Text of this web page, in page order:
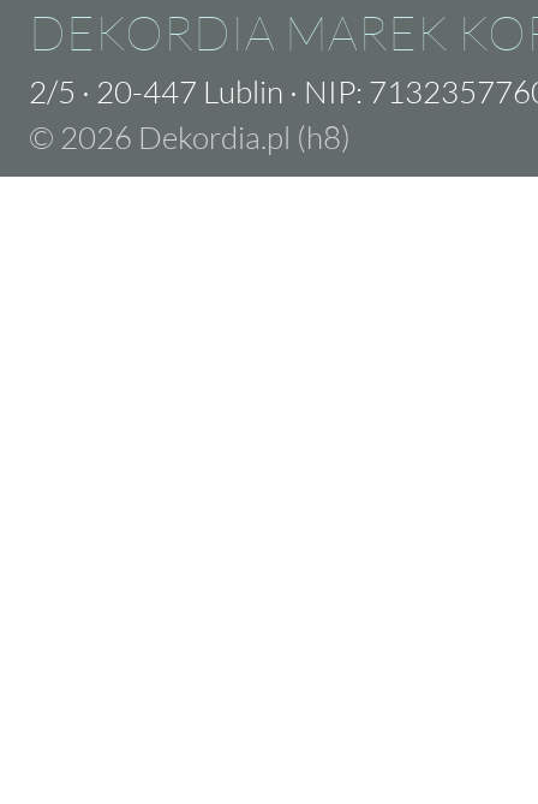
DEKORDIA MAREK
2/5 · 20-447 Lublin · NIP:
© 2026 Dekordia.pl (h8)